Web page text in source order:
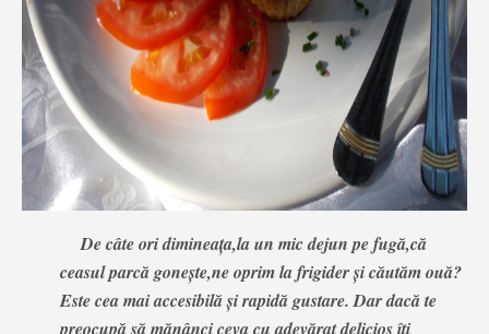
De câte ori dimineața,la un mic dejun pe fugă,că
ceasul parcă gonește,ne oprim la frigider și căutăm ouă?
Este cea mai accesibilă și rapidă gustare. Dar dacă te
preocupă să mănânci ceva cu adevărat delicios îți